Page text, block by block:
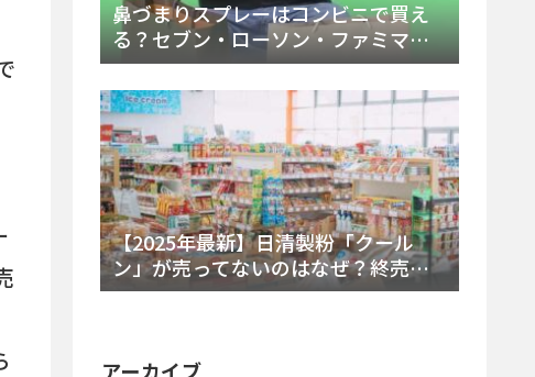
鼻づまりスプレーはコンビニで買え
る？セブン・ローソン・ファミマの
販売時間と主要製品を徹底解説
【2025年最新】日清製粉「クール
ン」が売ってないのはなぜ？終売の
真相とレアチーズケーキ代替品・再
アーカイブ